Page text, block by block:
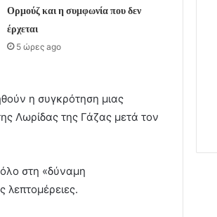
Ορμούζ και η συμφωνία που δεν
έρχεται
5 ώρες ago
η συγκρότηση μιας
Λωρίδας της Γάζας μετά τον
στη «δύναμη
λεπτομέρειες.